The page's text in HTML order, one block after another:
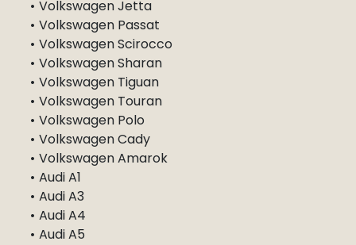
Volkswagen Jetta
Volkswagen Passat
Volkswagen Scirocco
Volkswagen Sharan
Volkswagen Tiguan
Volkswagen Touran
Volkswagen Polo
Volkswagen Cady
Volkswagen Amarok
Audi A1
Audi A3
Audi A4
Audi A5